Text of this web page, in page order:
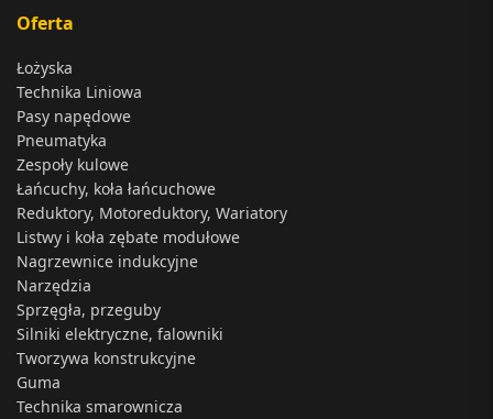
Oferta
Łożyska
Technika Liniowa
Pasy napędowe
Pneumatyka
Zespoły kulowe
Łańcuchy, koła łańcuchowe
Reduktory, Motoreduktory, Wariatory
Listwy i koła zębate modułowe
Nagrzewnice indukcyjne
Narzędzia
Sprzęgła, przeguby
Silniki elektryczne, falowniki
Tworzywa konstrukcyjne
Guma
Technika smarownicza